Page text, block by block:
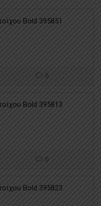
Bold 395851
0
Bold 395813
0
Bold 395823